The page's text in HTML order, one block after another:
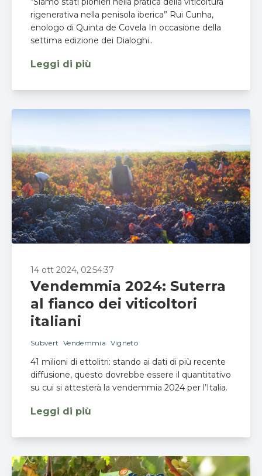
rigenerativa nella penisola iberica” Rui Cunha,
enologo di Quinta de Covela In occasione della
settima edizione dei Dialoghi..
Leggi di più
14 ott 2024, 02:54:37
Vendemmia 2024: Suterra
al fianco dei viticoltori
italiani
Subvert Vendemmia Vigneto
41 milioni di ettolitri: stando ai dati di più recente
diffusione, questo dovrebbe essere il quantitativo
su cui si attesterà la vendemmia 2024 per l’Italia.
Leggi di più